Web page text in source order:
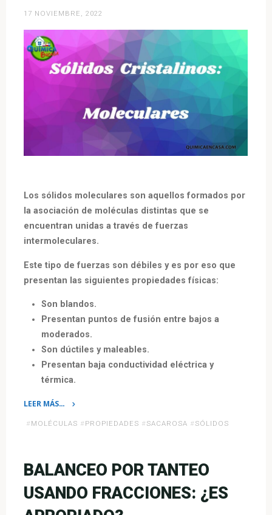
17 NOVIEMBRE, 2022
Los sólidos moleculares son aquellos formados por
la asociación de moléculas distintas que se
encuentran unidas a través de fuerzas
intermoleculares.
Este tipo de fuerzas son débiles y es por eso que
presentan las siguientes propiedades físicas:
Son blandos.
Presentan puntos de fusión entre bajos a
moderados.
Son dúctiles y maleables.
Presentan baja conductividad eléctrica y
térmica.
LEER MÁS…
# MOLÉCULAS # PROPIEDADES # SACAROSA # SÓLIDOS
BALANCEO POR TANTEO
USANDO FRACCIONES: ¿ES